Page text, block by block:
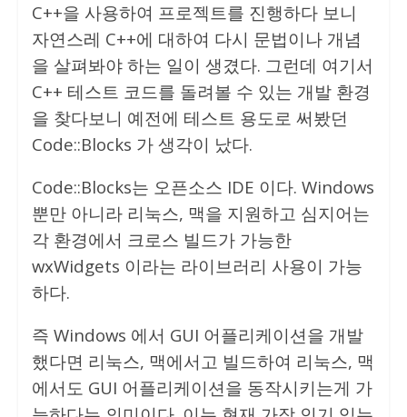
C++을 사용하여 프로젝트를 진행하다 보니
자연스레 C++에 대하여 다시 문법이나 개념
을 살펴봐야 하는 일이 생겼다. 그런데 여기서
C++ 테스트 코드를 돌려볼 수 있는 개발 환경
을 찾다보니 예전에 테스트 용도로 써봤던
Code::Blocks 가 생각이 났다.
Code::Blocks는 오픈소스 IDE 이다. Windows
뿐만 아니라 리눅스, 맥을 지원하고 심지어는
각 환경에서 크로스 빌드가 가능한
wxWidgets 이라는 라이브러리 사용이 가능
하다.
즉 Windows 에서 GUI 어플리케이션을 개발
했다면 리눅스, 맥에서고 빌드하여 리눅스, 맥
에서도 GUI 어플리케이션을 동작시키는게 가